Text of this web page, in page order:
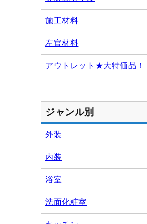
施工材料
左官材料
アウトレット★大特価品！
ジャンル別
外装
内装
浴室
洗面化粧室